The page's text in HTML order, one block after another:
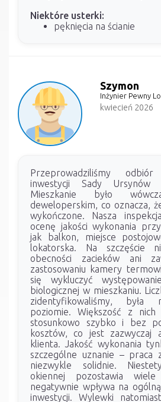
Niektóre usterki:
pęknięcia na ścianie
Szymon
Inżynier Pewny
kwiecień 2026
Przeprowadziliśmy
inwestycji Sady
Mieszkanie było
deweloperskim, co oznacza,
wykończone. Nasza
ocenę jakości wykonania
jak balkon, miejsce
lokatorska. Na szczęście
obecności zacieków ani
zastosowaniu kamery
się wykluczyć
biologicznej w mieszkaniu.
zidentyfikowaliśmy, była
poziomie. Większość z nich
stosunkowo szybko i bez
kosztów, co jest zazwyczaj
klienta. Jakość wykonania
szczególne uznanie – praca
niezwykle solidnie.
okiennej pozostawia
negatywnie wpływa na
inwestycji. Wylewki